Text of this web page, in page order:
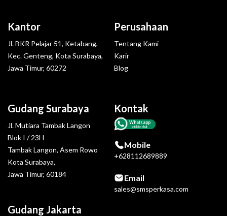
Gudang Surabaya
Jl. Mutiara Tambak Langon
Blok I / 23H
Tambak Langon, Asem Rowo
Kota Surabaya,
Jawa Timur, 60184
Gudang Jakarta
Kantor
Jl. BKR Pelajar 51, Ketabang,
Kec. Genteng, Kota Surabaya,
Jawa Timur, 60272
Kontak
Whatsapp
click to chat
Mobile
+628112689889
Email
sales@smsperkasa.com
Perusahaan
Tentang Kami
Karir
Blog